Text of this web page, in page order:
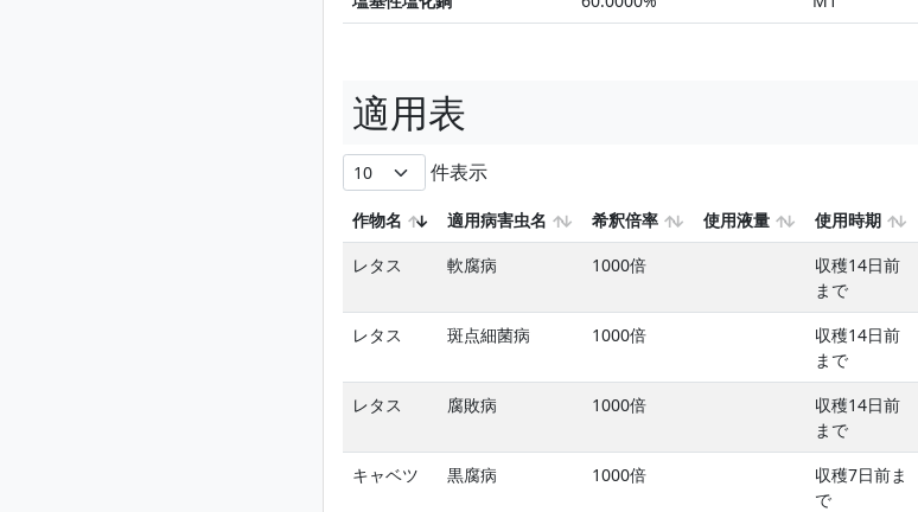
適用表
件表示
作物名 適用病害虫名 希釈倍率 使用液量 使用時期
レタス
軟腐病 1000倍
収穫14日前
まで
レタス 斑点細菌病 1000倍
収穫14日前
まで
レタス 腐敗病 1000倍
収穫14日前
まで
キャベツ 黒腐病 1000倍
収穫7日前ま
で